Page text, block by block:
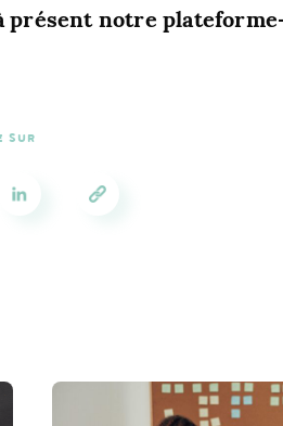
présent notre
SUR